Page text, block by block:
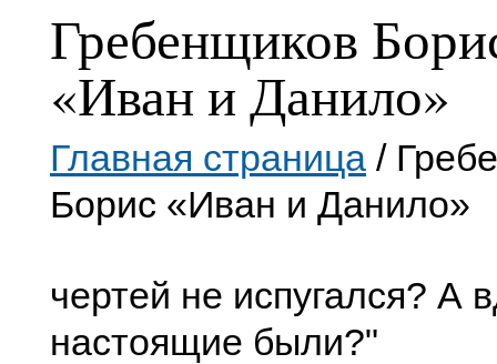
Гребенщиков
«Иван и Данило»
Главная страница /
Борис «Иван и Данило»
чертей не испугался? А
настоящие были?"